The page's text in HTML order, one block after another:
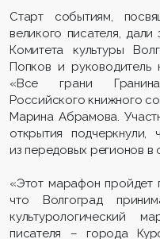
Старт событиям,
великого писателя, дали
Комитета культуры
Попков и руководитель
«Все грани
Российского книжного
Марина Абрамова.
открытия подчеркнули,
из передовых регионов в
«Этот марафон пройдет
что Волгоград
культурологический
писателя – города